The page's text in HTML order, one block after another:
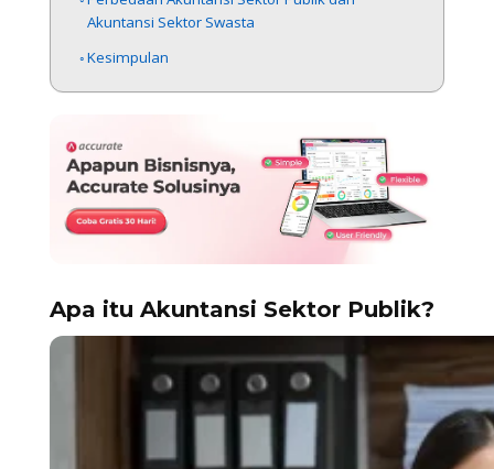
Akuntansi Sektor Swasta
Kesimpulan
Apa itu Akuntansi Sektor Publik?